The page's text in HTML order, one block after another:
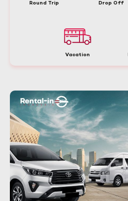
Round Trip Drop Off
Vacation